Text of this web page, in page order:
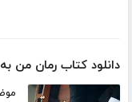
دانلود کتاب رمان من